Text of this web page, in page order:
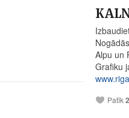
Alpu un
Grafiku
Patīk2